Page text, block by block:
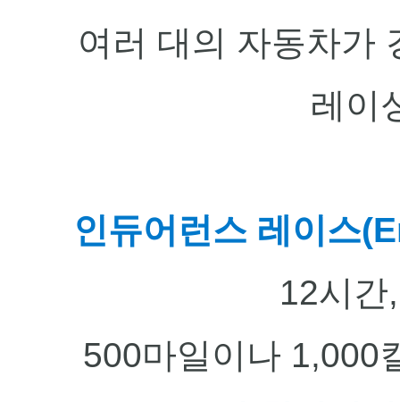
여러 대의 자동차가
레이
인듀어런스 레이스
12시간
500마일이나 1,000